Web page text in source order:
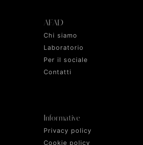
AFAD
Chi siamo
Laboratorio
Per il sociale
Contatti
Informative
Privacy policy
Cookie policy